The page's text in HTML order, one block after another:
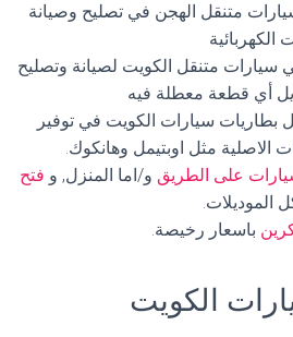
متنقل الهجن في تصليح وصيانة
سيارات متنقل الكويت لصيانة وتصليح
أي قطعة معطلة فيه
بطاريات سيارات الكويت في توفير
الاصلية مثل اوبتيمل وهانكوك.
على الطريق و/اما المنزل, و فتح
الموديلات.
باسعار رخيصة.
الكويت